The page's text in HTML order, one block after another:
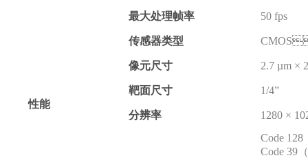
性能
最大处理帧率 50 fps
传感器类型
像元尺寸 2.7 µm ×
靶面尺寸 1/4”
分辨率 1280 ×
Code 128
Code 39（